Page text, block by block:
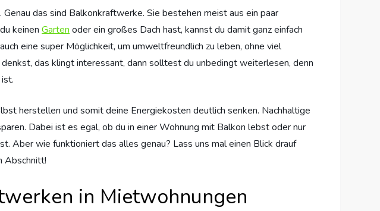
Genau das sind Balkonkraftwerke. Sie bestehen meist aus ein paar
keinenGarten oder ein großes Dach hast, kannst du damit ganz einfach
eine super Möglichkeit, um umweltfreundlich zu leben, ohne viel
das klingt interessant, dann solltest du unbedingt weiterlesen, denn
herstellen und somit deine Energiekosten deutlich senken. Nachhaltige
Dabei ist es egal, ob du in einer Wohnung mit Balkon lebst oder nur
Aber wie funktioniert das alles genau? Lass uns mal einen Blick drauf
Abschnitt!
in Mietwohnungen